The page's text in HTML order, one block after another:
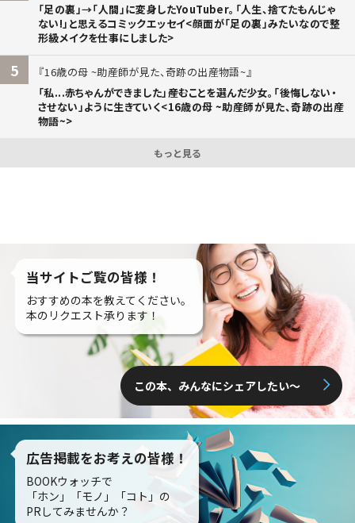
「足の裏」→「人間」に変身したYouTuber。「人生、捨てたもんじゃ
ない!」と思えるコミックエッセイ<顔面が「足の裏」みたいなので整
形級メイクを仕事にしました>
5
16歳の母 ~助産師が見た、奇跡の出産物語~
「私...赤ちゃんができました」――産むことを選んだ少女。「後悔しない・
させない」ように生きていく<16歳の母 ~助産師が見た、奇跡の出産
物語~>
もっと見る
当サイトご覧の皆様！
おすすめの本を教えてください。
本のリクエスト承ります！
この本、みんなにシェアしたい〜
広告掲載をお考えの皆様！
BOOKウォッチで
「ホン」「モノ」「コト」の
PRしてみませんか？